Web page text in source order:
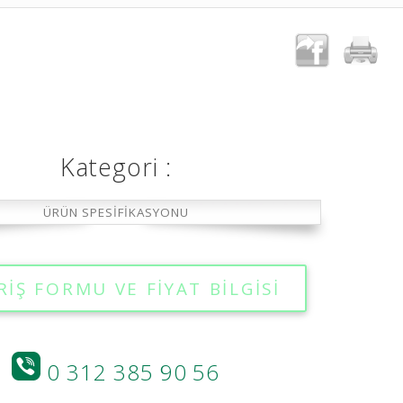
Kategori :
ÜRÜN SPESİFİKASYONU
FORMU VE FİYAT BİLGİSİ
0 312 385 90 56